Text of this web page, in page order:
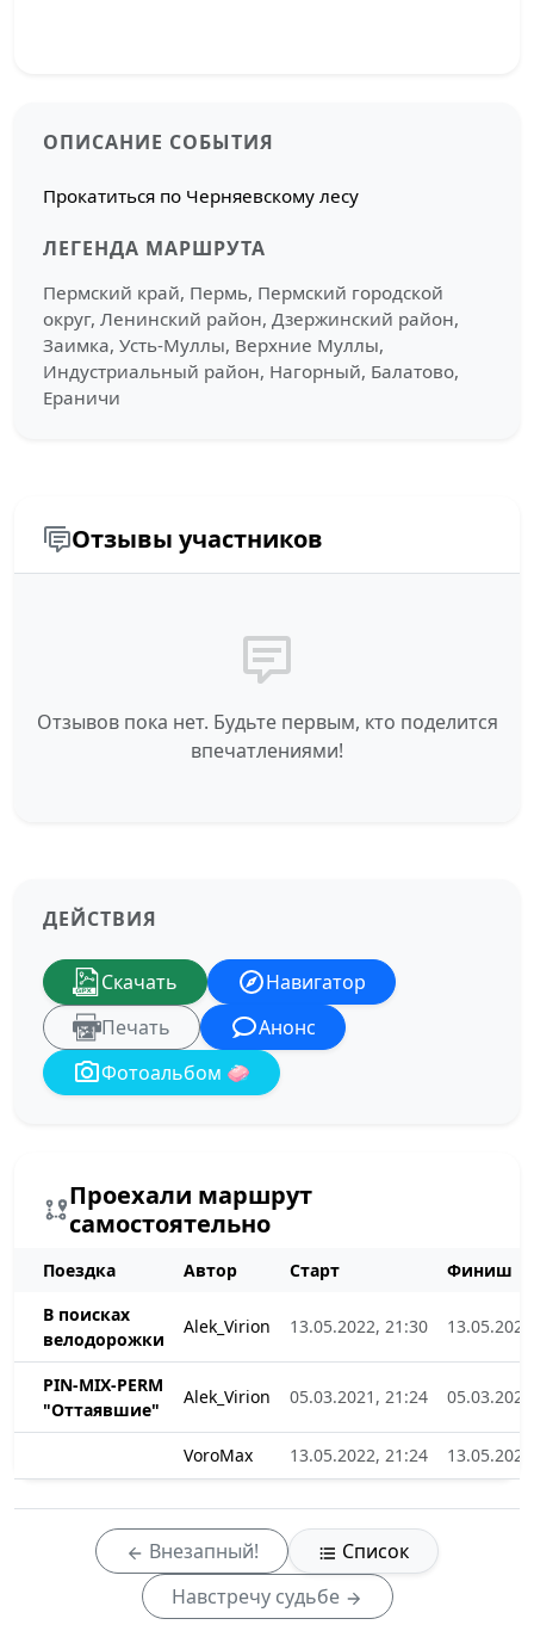
ОПИСАНИЕ СОБЫТИЯ
Прокатиться по Черняевскому лесу
ЛЕГЕНДА МАРШРУТА
Пермский край, Пермь, Пермский городской
округ, Ленинский район, Дзержинский район,
Заимка, Усть-Муллы, Верхние Муллы,
Индустриальный район, Нагорный, Балатово,
Ераничи
Отзывы участников
Отзывов пока нет. Будьте первым, кто поделится
впечатлениями!
ДЕЙСТВИЯ
Скачать
Навигатор
Печать
Анонс
Фотоальбом 🧼
Проехали маршрут
самостоятельно
Поездка Автор Старт
Финиш
В поисках
велодорожки
Alek_Virion 13.05.2022, 21:30
PIN-MIX-PERM
"Оттаявшие"
Alek_Virion 05.03.2021, 21:24
VoroMax 13.05.2022, 21:24
Внезапный!
Список
Навстречу судьбе